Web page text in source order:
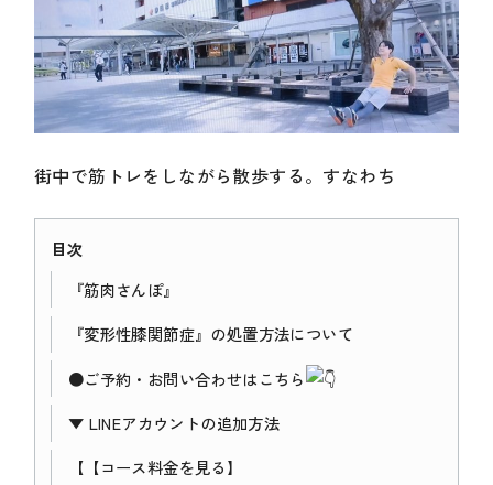
街中で筋トレをしながら散歩する。すなわち
目次
『筋肉さんぽ』
『変形性膝関節症』の処置方法について
●ご予約・お問い合わせはこちら
▼ LINEアカウントの追加方法
【 【コース料金を見る】